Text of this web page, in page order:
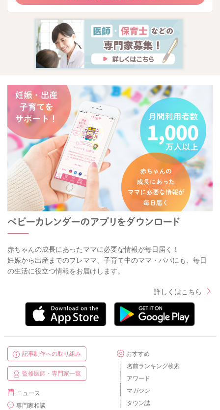
赤ちゃんの成長にあったママに必要な情報が毎日届く！
妊娠から出産までのプレママ、子育て中のママ・パパにも、毎日
の生活に役立つ情報をお届けします。
詳しくはこちら
記事制作への取り組み
監修医師・専門家一覧
ニュース
専門家相談
おすすめ
名前ランキング検索
アワード
マガジン
タウン誌